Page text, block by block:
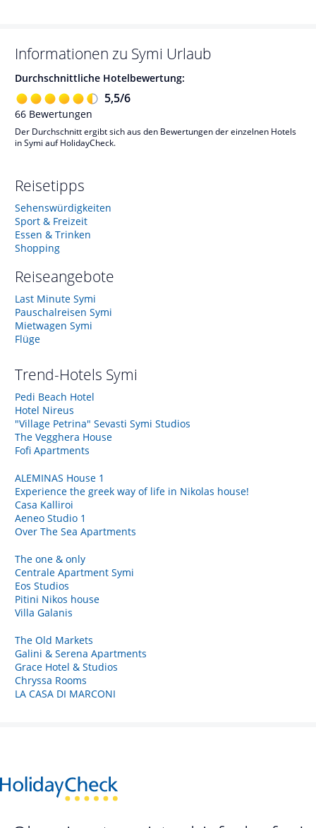
Informationen zu Symi Urlaub
Durchschnittliche Hotelbewertung:
5,5/6
66 Bewertungen
Der Durchschnitt ergibt sich aus den Bewertungen der einzelnen Hotels
in Symi auf HolidayCheck.
Reisetipps
Sehenswürdigkeiten
Sport & Freizeit
Essen & Trinken
Shopping
Reiseangebote
Last Minute Symi
Pauschalreisen Symi
Mietwagen Symi
Flüge
Trend-Hotels Symi
Pedi Beach Hotel
Hotel Nireus
"Village Petrina" Sevasti Symi Studios
The Vegghera House
Fofi Apartments
ALEMINAS House 1
Experience the greek way of life in Nikolas house!
Casa Kalliroi
Aeneo Studio 1
Over The Sea Apartments
The one & only
Centrale Apartment Symi
Eos Studios
Pitini Nikos house
Villa Galanis
The Old Markets
Galini & Serena Apartments
Grace Hotel & Studios
Chryssa Rooms
LA CASA DI MARCONI